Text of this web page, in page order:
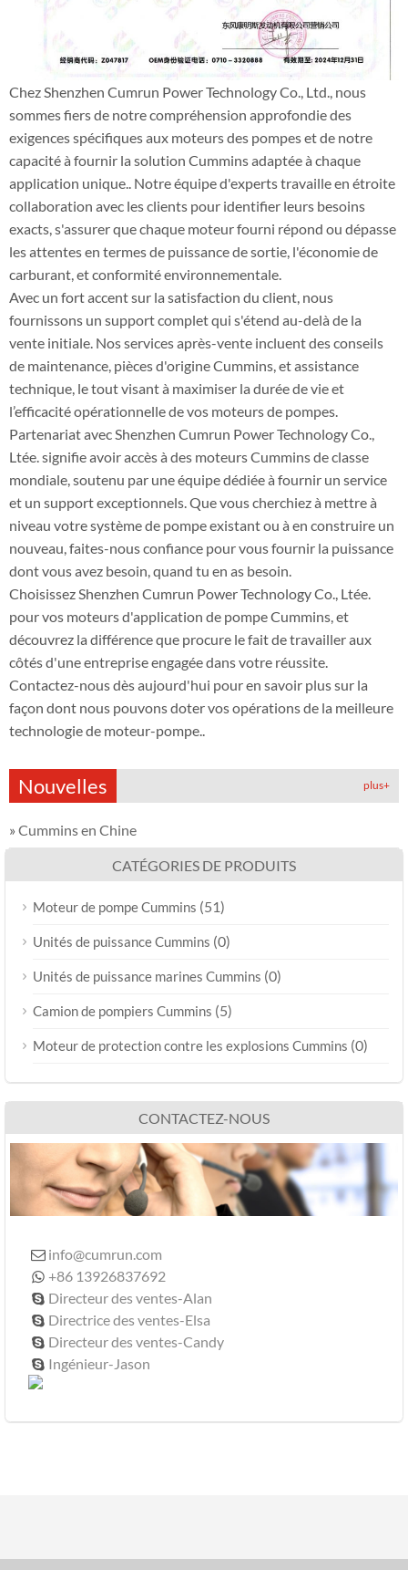
Chez Shenzhen Cumrun Power Technology Co., Ltd., nous
sommes fiers de notre compréhension approfondie des
exigences spécifiques aux moteurs des pompes et de notre
capacité à fournir la solution Cummins adaptée à chaque
application unique.. Notre équipe d'experts travaille en étroite
collaboration avec les clients pour identifier leurs besoins
exacts, s'assurer que chaque moteur fourni répond ou dépasse
les attentes en termes de puissance de sortie, l'économie de
carburant, et conformité environnementale.
Avec un fort accent sur la satisfaction du client, nous
fournissons un support complet qui s'étend au-delà de la
vente initiale. Nos services après-vente incluent des conseils
de maintenance, pièces d'origine Cummins, et assistance
technique, le tout visant à maximiser la durée de vie et
l’efficacité opérationnelle de vos moteurs de pompes.
Partenariat avec Shenzhen Cumrun Power Technology Co.,
Ltée. signifie avoir accès à des moteurs Cummins de classe
mondiale, soutenu par une équipe dédiée à fournir un service
et un support exceptionnels. Que vous cherchiez à mettre à
niveau votre système de pompe existant ou à en construire un
nouveau, faites-nous confiance pour vous fournir la puissance
dont vous avez besoin, quand tu en as besoin.
Choisissez Shenzhen Cumrun Power Technology Co., Ltée.
pour vos moteurs d'application de pompe Cummins, et
découvrez la différence que procure le fait de travailler aux
côtés d'une entreprise engagée dans votre réussite.
Contactez-nous dès aujourd'hui pour en savoir plus sur la
façon dont nous pouvons doter vos opérations de la meilleure
technologie de moteur-pompe..
Nouvelles plus+
» Cummins en Chine
CATÉGORIES DE PRODUITS
Moteur de pompe Cummins (51)
Unités de puissance Cummins (0)
Unités de puissance marines Cummins (0)
Camion de pompiers Cummins (5)
Moteur de protection contre les explosions Cummins (0)
CONTACTEZ-NOUS
 info@cumrun.com
 +86 13926837692
 Directeur des ventes-Alan
 Directrice des ventes-Elsa
 Directeur des ventes-Candy
 Ingénieur-Jason